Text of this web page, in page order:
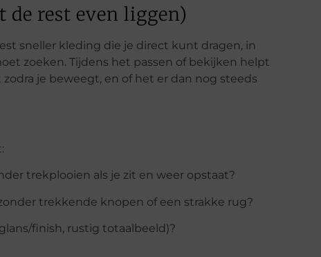
de rest even liggen)
sneller kleding die je direct kunt dragen, in
zoeken. Tijdens het passen of bekijken helpt
je beweegt, en of het er dan nog steeds
trekplooien als je zit en weer opstaat?
trekkende knopen of een strakke rug?
finish, rustig totaalbeeld)?